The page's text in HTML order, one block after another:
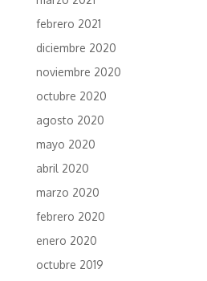
febrero 2021
diciembre 2020
noviembre 2020
octubre 2020
agosto 2020
mayo 2020
abril 2020
marzo 2020
febrero 2020
enero 2020
octubre 2019